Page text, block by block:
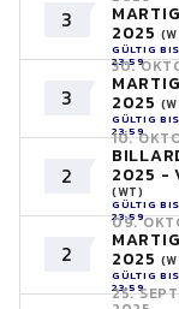
3 2025
GÜLTIG
23:59
3
30.
2025
GÜLTIG
23:59
2
10.
2025 -
(WT)
GÜLTIG
23:59
2
09.
2025
GÜLTIG
23:59
25.